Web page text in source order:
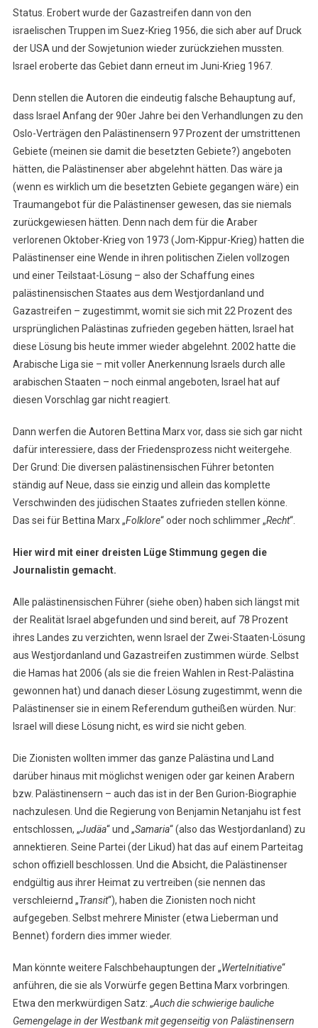
Status. Erobert wurde der Gazastreifen dann von den
israelischen Truppen im Suez-Krieg 1956, die sich aber auf Druck
der USA und der Sowjetunion wieder zurückziehen mussten.
Israel eroberte das Gebiet dann erneut im Juni-Krieg 1967.
Denn stellen die Autoren die eindeutig falsche Behauptung auf,
dass Israel Anfang der 90er Jahre bei den Verhandlungen zu den
Oslo-Verträgen den Palästinensern 97 Prozent der umstrittenen
Gebiete (meinen sie damit die besetzten Gebiete?) angeboten
hätten, die Palästinenser aber abgelehnt hätten. Das wäre ja
(wenn es wirklich um die besetzten Gebiete gegangen wäre) ein
Traumangebot für die Palästinenser gewesen, das sie niemals
zurückgewiesen hätten. Denn nach dem für die Araber
verlorenen Oktober-Krieg von 1973 (Jom-Kippur-Krieg) hatten die
Palästinenser eine Wende in ihren politischen Zielen vollzogen
und einer Teilstaat-Lösung – also der Schaffung eines
palästinensischen Staates aus dem Westjordanland und
Gazastreifen – zugestimmt, womit sie sich mit 22 Prozent des
ursprünglichen Palästinas zufrieden gegeben hätten, Israel hat
diese Lösung bis heute immer wieder abgelehnt. 2002 hatte die
Arabische Liga sie – mit voller Anerkennung Israels durch alle
arabischen Staaten – noch einmal angeboten, Israel hat auf
diesen Vorschlag gar nicht reagiert.
Dann werfen die Autoren Bettina Marx vor, dass sie sich gar nicht
dafür interessiere, dass der Friedensprozess nicht weitergehe.
Der Grund: Die diversen palästinensischen Führer betonten
ständig auf Neue, dass sie einzig und allein das komplette
Verschwinden des jüdischen Staates zufrieden stellen könne.
Das sei für Bettina Marx „Folklore“ oder noch schlimmer „Recht“.
Hier wird mit einer dreisten Lüge Stimmung gegen die
Journalistin gemacht.
Alle palästinensischen Führer (siehe oben) haben sich längst mit
der Realität Israel abgefunden und sind bereit, auf 78 Prozent
ihres Landes zu verzichten, wenn Israel der Zwei-Staaten-Lösung
aus Westjordanland und Gazastreifen zustimmen würde. Selbst
die Hamas hat 2006 (als sie die freien Wahlen in Rest-Palästina
gewonnen hat) und danach dieser Lösung zugestimmt, wenn die
Palästinenser sie in einem Referendum gutheißen würden. Nur:
Israel will diese Lösung nicht, es wird sie nicht geben.
Die Zionisten wollten immer das ganze Palästina und Land
darüber hinaus mit möglichst wenigen oder gar keinen Arabern
bzw. Palästinensern – auch das ist in der Ben Gurion-Biographie
nachzulesen. Und die Regierung von Benjamin Netanjahu ist fest
entschlossen, „Judäa“ und „Samaria“ (also das Westjordanland) zu
annektieren. Seine Partei (der Likud) hat das auf einem Parteitag
schon offiziell beschlossen. Und die Absicht, die Palästinenser
endgültig aus ihrer Heimat zu vertreiben (sie nennen das
verschleiernd „Transit“), haben die Zionisten noch nicht
aufgegeben. Selbst mehrere Minister (etwa Lieberman und
Bennet) fordern dies immer wieder.
Man könnte weitere Falschbehauptungen der „WerteInitiative“
anführen, die sie als Vorwürfe gegen Bettina Marx vorbringen.
Etwa den merkwürdigen Satz: „Auch die schwierige bauliche
Gemengelage in der Westbank mit gegenseitig von Palästinensern